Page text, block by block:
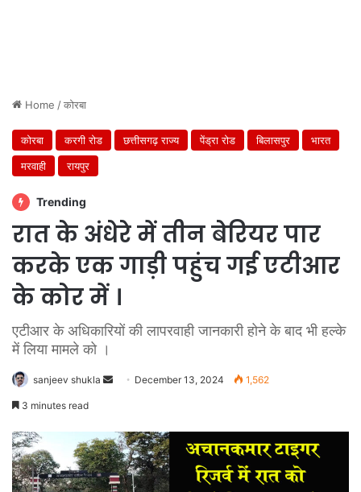
Home /कोरबा
कोरबा करगी रोड छत्तीसगढ़ राज्य पेंड्रा रोड बिलासपुर
भारत
मरवाही
रायपुर
Trending
रात के अंधेरे में तीन बेरियर पार
करके एक गाड़ी पहुंच गई एटीआर
के कोर में ।
एटीआर के अधिकारियों की लापरवाही जानकारी होने के बाद भी हल्के
में लिया मामले को ।
sanjeev shukla
Send December 13, 2024 1,562
3 minutes read